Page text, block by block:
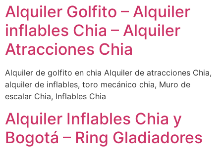
Alquiler Golfito – Alquiler
inflables Chia – Alquiler
Atracciones Chia
Alquiler de golfito en chia Alquiler de atracciones Chia,
alquiler de inflables, toro mecánico chia, Muro de
escalar Chia, Inflables Chia
Alquiler Inflables Chia y
Bogotá – Ring Gladiadores